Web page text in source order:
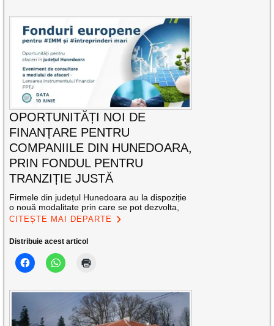
OPORTUNITĂȚI NOI DE
FINANȚARE PENTRU
COMPANIILE DIN HUNEDOARA,
PRIN FONDUL PENTRU
TRANZIȚIE JUSTĂ
Firmele din județul Hunedoara au la dispoziție
o nouă modalitate prin care se pot dezvolta,
CITEȘTE MAI DEPARTE
Distribuie acest articol